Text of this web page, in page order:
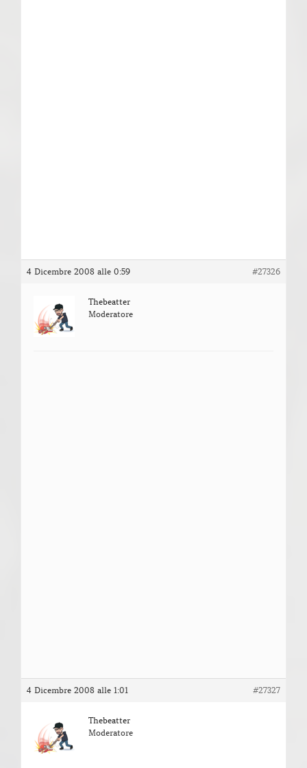
4 Dicembre 2008 alle 0:59 #27326
Thebeatter
Moderatore
4 Dicembre 2008 alle 1:01 #27327
Thebeatter
Moderatore